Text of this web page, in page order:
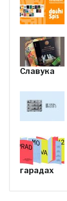
Славука
гарадах